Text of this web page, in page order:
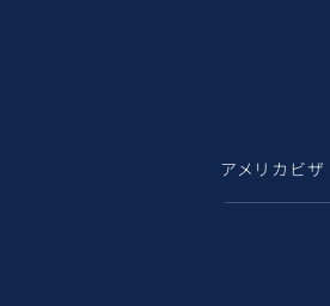
アメリカビザ